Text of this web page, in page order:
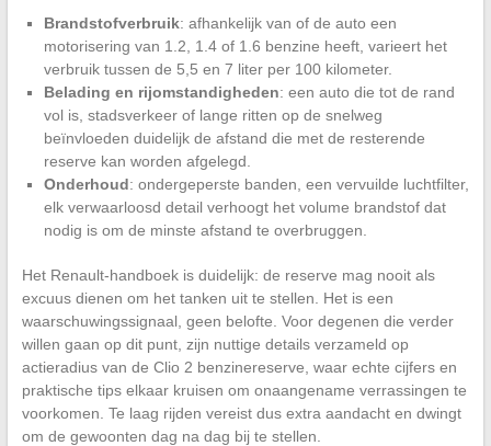
Brandstofverbruik: afhankelijk van of de auto een
motorisering van 1.2, 1.4 of 1.6 benzine heeft, varieert het
verbruik tussen de 5,5 en 7 liter per 100 kilometer.
Belading en rijomstandigheden: een auto die tot de rand
vol is, stadsverkeer of lange ritten op de snelweg
beïnvloeden duidelijk de afstand die met de resterende
reserve kan worden afgelegd.
Onderhoud: ondergeperste banden, een vervuilde luchtfilter,
elk verwaarloosd detail verhoogt het volume brandstof dat
nodig is om de minste afstand te overbruggen.
Het Renault-handboek is duidelijk: de reserve mag nooit als
excuus dienen om het tanken uit te stellen. Het is een
waarschuwingssignaal, geen belofte. Voor degenen die verder
willen gaan op dit punt, zijn nuttige details verzameld op
actieradius van de Clio 2 benzinereserve, waar echte cijfers en
praktische tips elkaar kruisen om onaangename verrassingen te
voorkomen. Te laag rijden vereist dus extra aandacht en dwingt
om de gewoonten dag na dag bij te stellen.